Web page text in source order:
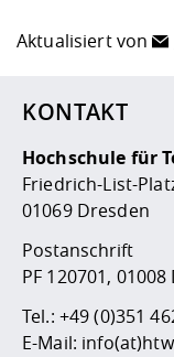
Aktualisiert von
KONTAKT
Hochschule für
Friedrich-List-
01069 Dresden
Postanschrift
PF 120701,
Tel.: +49 (0)351
E-Mail: